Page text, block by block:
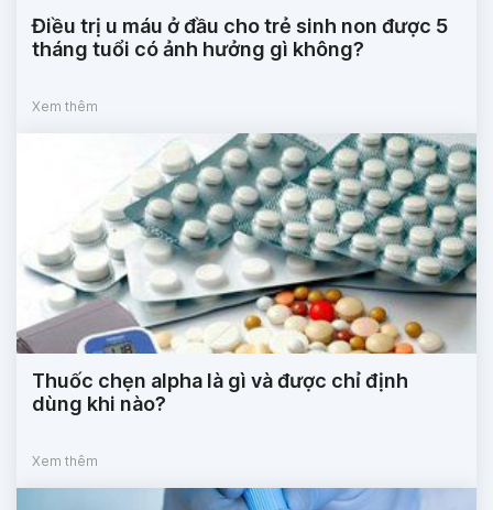
Điều trị u máu ở đầu cho trẻ sinh non được 5
tháng tuổi có ảnh hưởng gì không?
Xem thêm
Thuốc chẹn alpha là gì và được chỉ định
dùng khi nào?
Xem thêm